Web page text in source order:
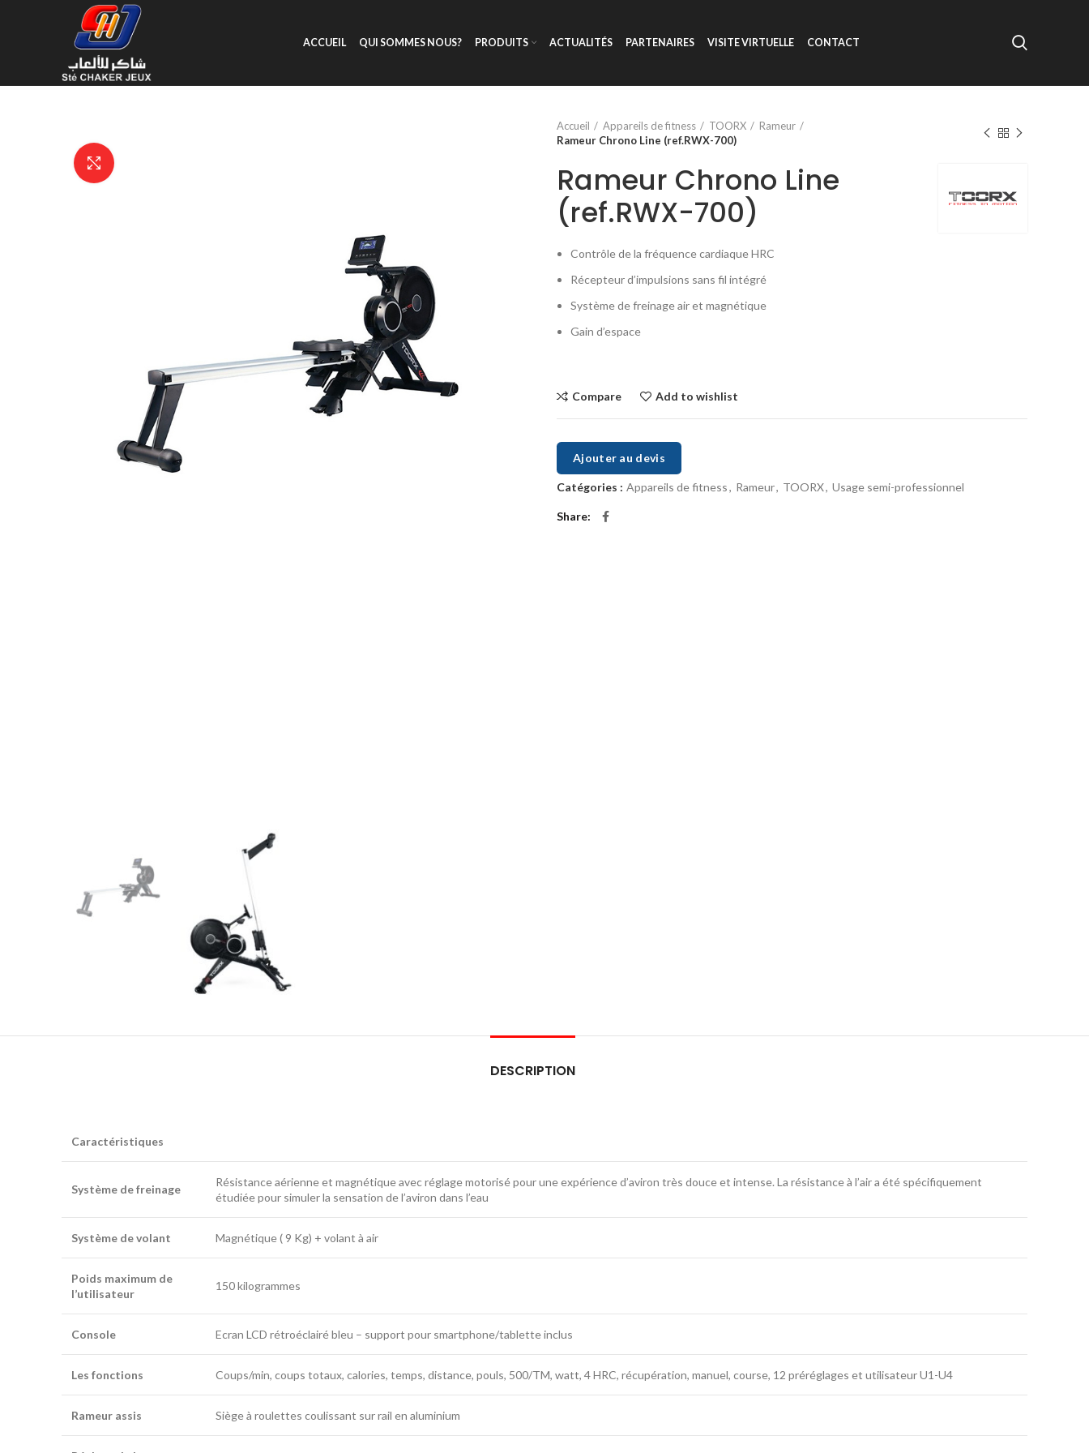
ACCUEIL QUI SOMMES NOUS? PRODUITS ACTUALITÉS PARTENAIRES VISITE VIRTUELLE CONTACT
Accueil Appareils de fitness TOORX
Rameur
Rameur Chrono Line (ref.RWX-700)
Rameur Chrono Line
(ref.RWX-700)
Contrôle de la fréquence cardiaque HRC
Récepteur d’impulsions sans fil intégré
Système de freinage air et magnétique
Gain d’espace
Compare Add to wishlist
Ajouter au devis
Catégories : Appareils de fitness, Rameur, TOORX, Usage semi-professionnel
Share
DESCRIPTION
Caractéristiques
Système de freinage
Résistance aérienne et magnétique avec réglage motorisé pour une expérience d’aviron très douce et intense. La résistance à l’air a été spécifiquement
étudiée pour simuler la sensation de l’aviron dans l’eau
Système de volant Magnétique ( 9 Kg) + volant à air
Poids maximum de
l’utilisateur
150 kilogrammes
Console Ecran LCD rétroéclairé bleu – support pour smartphone/tablette inclus
Les fonctions Coups/min, coups totaux, calories, temps, distance, pouls, 500/TM, watt, 4 HRC, récupération, manuel, course, 12 préréglages et utilisateur U1-U4
Rameur assis Siège à roulettes coulissant sur rail en aluminium